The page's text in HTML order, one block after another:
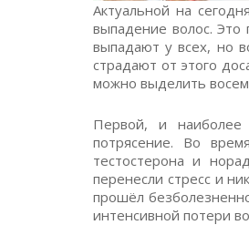
Актуальной на
выпадение волос. Это
выпадают у всех, но
страдают от этого
можно выделить
Первой, и наиболее
потрясение. Во
тестостерона и
перенесли стресс и
прошёл
интенсивной потери